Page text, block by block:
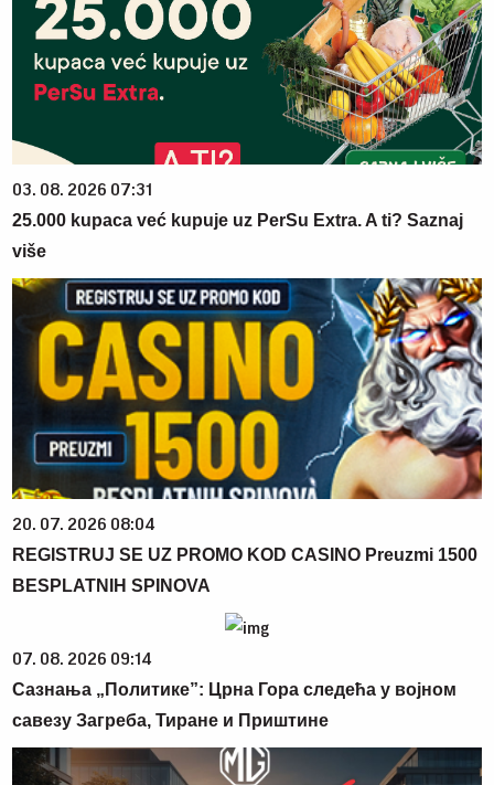
03. 08. 2026 07:31
25.000 kupaca već kupuje uz PerSu Extra. A ti? Saznaj
više
20. 07. 2026 08:04
REGISTRUJ SE UZ PROMO KOD CASINO Preuzmi 1500
BESPLATNIH SPINOVA
07. 08. 2026 09:14
Сазнања „Политике”: Црна Гора следећа у војном
савезу Загреба, Тиране и Приштине